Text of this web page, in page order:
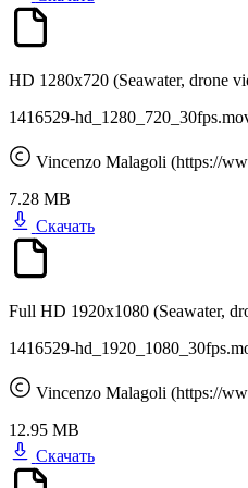
HD 1280x720 (Seawater, drone
1416529-
Vincenzo Malagoli (https://
7.28 MB
Скачать
Full HD 1920x1080 (Seawater,
1416529-
Vincenzo Malagoli (https://
12.95 MB
Скачать